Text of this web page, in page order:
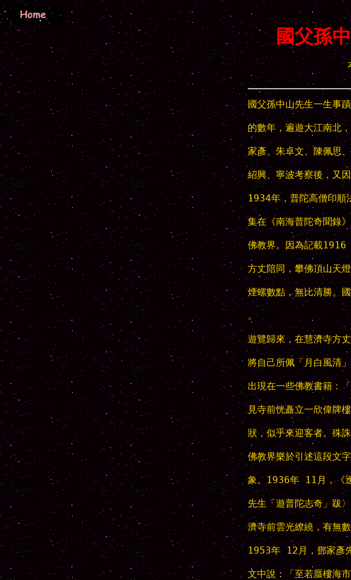
國父孫
國父孫中山先生一生事
的數年，遍遊大江南北
家彥、朱卓文、陳佩思
紹興、寧波考察後，又
1934年，普陀高僧印順
集在《南海普陀奇聞錄
佛教界。因為記載
方丈陪同，攀佛頂山天
煙螺數點，無比清勝。
。
遊覽歸來，在慧濟寺方
將自己所佩「月白風清
出現在一些佛教書籍：
見寺前恍矗立一欣偉牌
狀，似乎來迎客者。殊
佛教界樂於引述這段文
象。1936年 11月，《
先生「遊普陀志奇」跋
濟寺前雲光繚繞，有無
1953年 12月，鄧家彥
文中說：「至若蜃樓海